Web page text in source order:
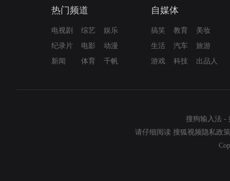
热门频道
电视剧 综艺
娱乐
纪录片
电影
动漫
新闻
体育 千帆
自媒体
搞笑 教育
美妆
生活
汽车
旅游
游戏
科技 出品人
搜狗输入法 -
请仔细阅读 搜狐视频隐私政策